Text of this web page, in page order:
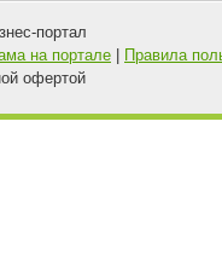
портал
на портале
Правила
офертой